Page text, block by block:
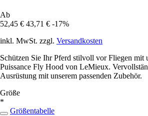
Ab
52,45 € 43,71 € -17%
inkl. MwSt. zzgl. Versandkosten
Schützen Sie Ihr Pferd stilvoll vor Fliegen mit
Puissance Fly Hood von LeMieux.
Ausrüstung mit unserem passenden Zubehör.
Größe
*
Größentabelle